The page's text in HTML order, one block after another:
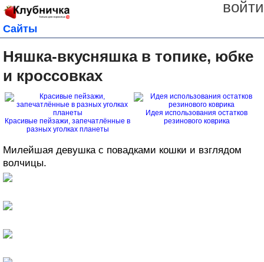
войти
Сайты
Няшка-вкусняшка в топике, юбке
и кроссовках
Красивые пейзажи, запечатлённые в
разных уголках планеты
Идея использования остатков
резинового коврика
Милейшая девушка с повадками кошки и взглядом
волчицы.